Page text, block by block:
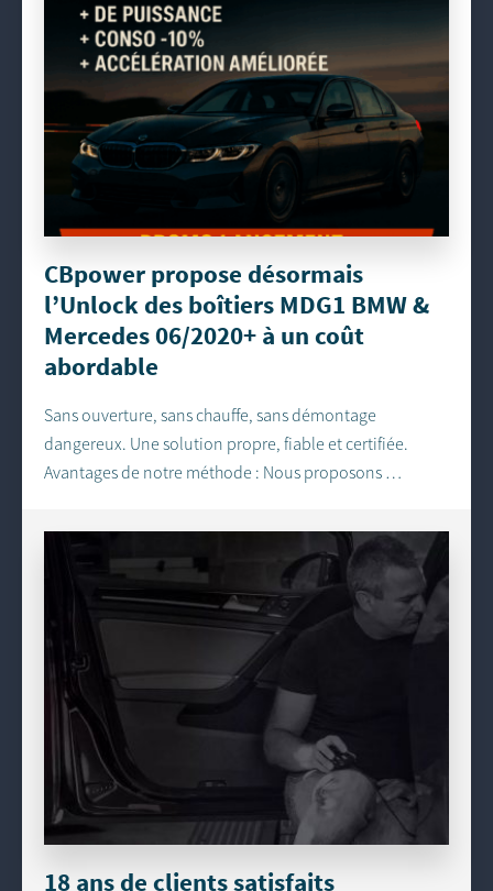
CBpower propose désormais
l’Unlock des boîtiers MDG1 BMW &
Mercedes 06/2020+ à un coût
abordable
Sans ouverture, sans chauffe, sans démontage
dangereux. Une solution propre, fiable et certifiée.
Avantages de notre méthode : Nous proposons …
18 ans de clients satisfaits